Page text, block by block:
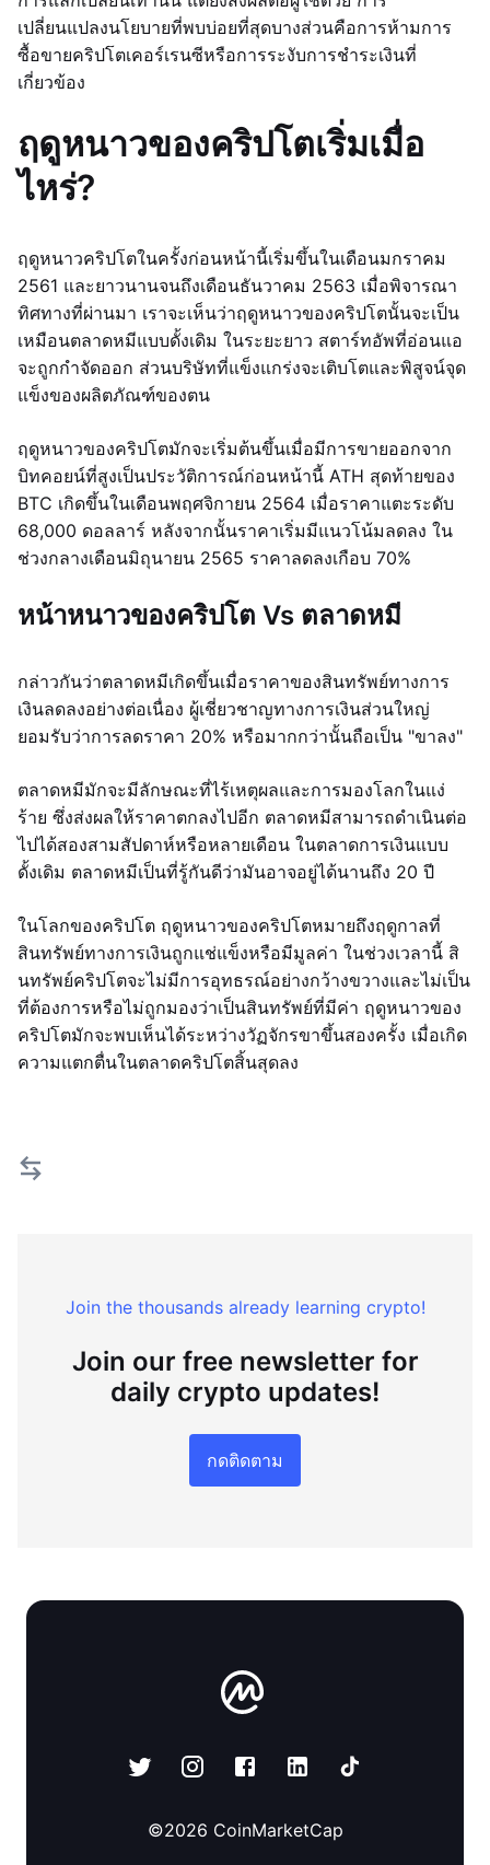
เปลี่ยนแปลงนโยบายที่พบบ่อยที่สุดบางส่วนคือการห้ามการ
ซื้อขายคริปโตเคอร์เรนซีหรือการระงับการชำระเงินที่
เกี่ยวข้อง
ฤดูหนาวของคริปโตเริ่มเมื่อ
ไหร่?
ฤดูหนาวคริปโตในครั้งก่อนหน้านี้เริ่มขึ้นในเดือนมกราคม
2561 และยาวนานจนถึงเดือนธันวาคม 2563 เมื่อพิจารณา
ทิศทางที่ผ่านมา เราจะเห็นว่าฤดูหนาวของคริปโตนั้นจะเป็น
เหมือนตลาดหมีแบบดั้งเดิม ในระยะยาว สตาร์ทอัพที่อ่อนแอ
จะถูกกำจัดออก ส่วนบริษัทที่แข็งแกร่งจะเติบโตและพิสูจน์จุด
แข็งของผลิตภัณฑ์ของตน
ฤดูหนาวของคริปโตมักจะเริ่มต้นขึ้นเมื่อมีการขายออกจาก
บิทคอยน์ที่สูงเป็นประวัติการณ์ก่อนหน้านี้ ATH สุดท้ายของ
BTC เกิดขึ้นในเดือนพฤศจิกายน 2564 เมื่อราคาแตะระดับ
68,000 ดอลลาร์ หลังจากนั้นราคาเริ่มมีแนวโน้มลดลง ใน
ช่วงกลางเดือนมิถุนายน 2565 ราคาลดลงเกือบ 70%
หน้าหนาวของคริปโต Vs ตลาดหมี
กล่าวกันว่าตลาดหมีเกิดขึ้นเมื่อราคาของสินทรัพย์ทางการ
เงินลดลงอย่างต่อเนื่อง ผู้เชี่ยวชาญทางการเงินส่วนใหญ่
ยอมรับว่าการลดราคา 20% หรือมากกว่านั้นถือเป็น "ขาลง"
ตลาดหมีมักจะมีลักษณะที่ไร้เหตุผลและการมองโลกในแง่
ร้าย ซึ่งส่งผลให้ราคาตกลงไปอีก ตลาดหมีสามารถดำเนินต่อ
ไปได้สองสามสัปดาห์หรือหลายเดือน ในตลาดการเงินแบบ
ดั้งเดิม ตลาดหมีเป็นที่รู้กันดีว่ามันอาจอยู่ได้นานถึง 20 ปี
ในโลกของคริปโต ฤดูหนาวของคริปโตหมายถึงฤดูกาลที่
สินทรัพย์ทางการเงินถูกแช่แข็งหรือมีมูลค่า ในช่วงเวลานี้ สิ
นทรัพย์คริปโตจะไม่มีการอุทธรณ์อย่างกว้างขวางและไม่เป็น
ที่ต้องการหรือไม่ถูกมองว่าเป็นสินทรัพย์ที่มีค่า ฤดูหนาวของ
คริปโตมักจะพบเห็นได้ระหว่างวัฏจักรขาขึ้นสองครั้ง เมื่อเกิด
ความแตกตื่นในตลาดคริปโตสิ้นสุดลง
Join the thousands already learning crypto!
Join our free newsletter for
daily crypto updates!
กดติดตาม
©2026 CoinMarketCap